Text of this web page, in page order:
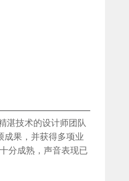
湛技术的设计师团队
成果，并获得多项业
分成熟，声音表现已